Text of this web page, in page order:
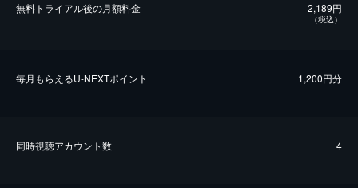
無料トライアル後の⽉額料金 2,189円
（税込）
毎⽉もらえるU-NEXTポイント 1,200円分
同時視聴アカウント数 4